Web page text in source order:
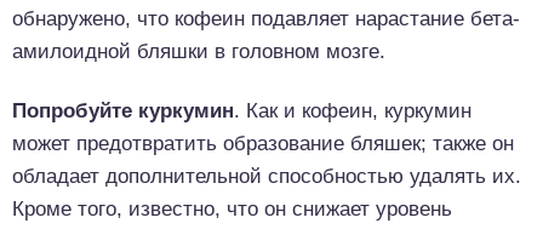
обнаружено, что кофеин подавляет нарастание бета-
амилоидной бляшки в головном мозге.
Попробуйте куркумин. Как и кофеин, куркумин
может предотвратить образование бляшек; также он
обладает дополнительной способностью удалять их.
Кроме того, известно, что он снижает уровень